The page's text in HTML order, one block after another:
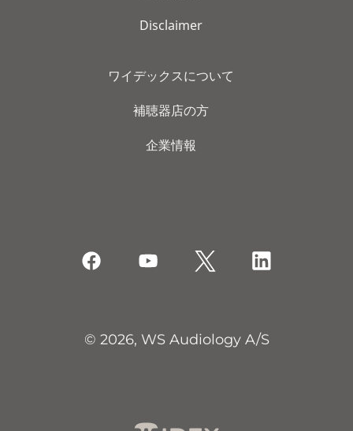
Disclaimer
ワイデックスについて
補聴器店の方
企業情報
© 2026, WS Audiology A/S